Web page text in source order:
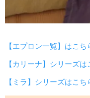
【エプロン一覧】はこち
【カリーナ】シリーズは
【ミラ】シリーズはこち